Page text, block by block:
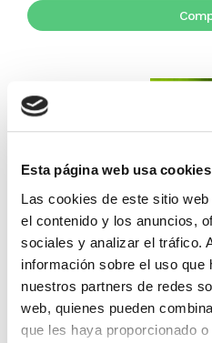
Esta página web usa cookies
Las cookies de este sitio
el contenido y los anuncios,
sociales y analizar el tráfico.
información sobre el uso que
nuestros partners de redes
web, quienes pueden
que les haya proporcionado
Cómo sembrar
Daniel R.